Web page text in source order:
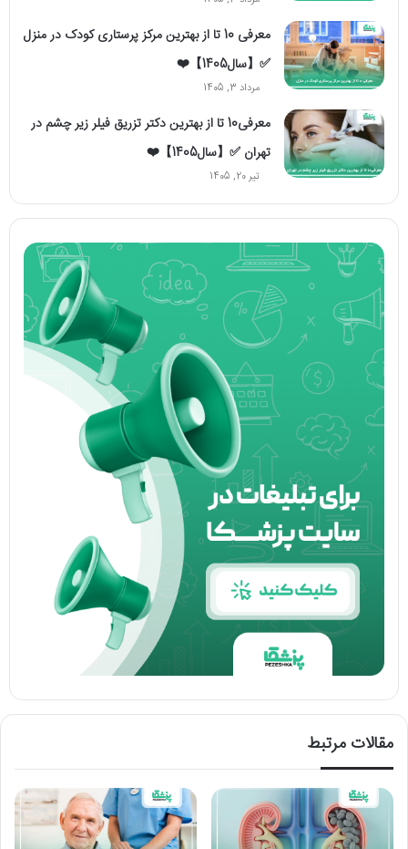
معرفی 10 تا از بهترین مرکز پرستاری کودک در منزل
✅【سال1405】❤️
مرداد 3, 1405
معرفی10 تا از بهترین دکتر تزریق فیلر زیر چشم در
تهران ✅【سال1405】❤️
تیر 20, 1405
مقالات مرتبط